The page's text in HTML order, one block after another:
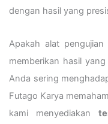
dengan hasil yang
Apakah alat
memberikan hasil
Anda sering
Futago Karya
kami menyediakan